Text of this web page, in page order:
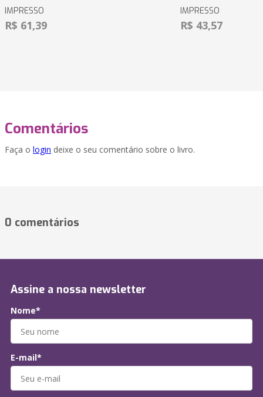
IMPRESSO
R$ 61,39
IMPRESSO
R$ 43,57
Comentários
Faça o login deixe o seu comentário sobre o livro.
0 comentários
Assine a nossa newsletter
Nome*
E-mail*